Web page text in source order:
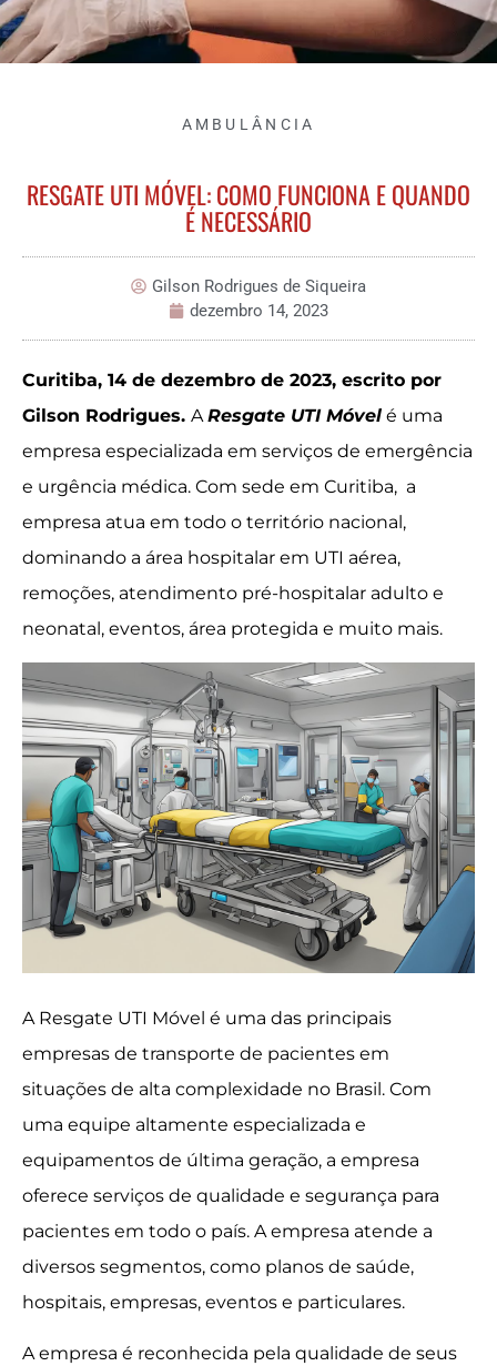
AMBULÂNCIA
RESGATE UTI MÓVEL: COMO FUNCIONA E QUANDO
É NECESSÁRIO
Gilson Rodrigues de Siqueira
dezembro 14, 2023
Curitiba, 14 de dezembro de 2023, escrito por
Gilson Rodrigues. AResgate UTI Móvel é uma
empresa especializada em serviços de emergência
e urgência médica. Com sede em Curitiba, a
empresa atua em todo o território nacional,
dominando a área hospitalar em UTI aérea,
remoções, atendimento pré-hospitalar adulto e
neonatal, eventos, área protegida e muito mais.
A Resgate UTI Móvel é uma das principais
empresas de transporte de pacientes em
situações de alta complexidade no Brasil. Com
uma equipe altamente especializada e
equipamentos de última geração, a empresa
oferece serviços de qualidade e segurança para
pacientes em todo o país. A empresa atende a
diversos segmentos, como planos de saúde,
hospitais, empresas, eventos e particulares.
A empresa é reconhecida pela qualidade de seus